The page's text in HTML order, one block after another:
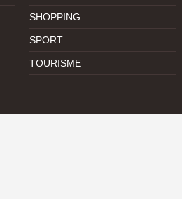
SHOPPING
SPORT
TOURISME